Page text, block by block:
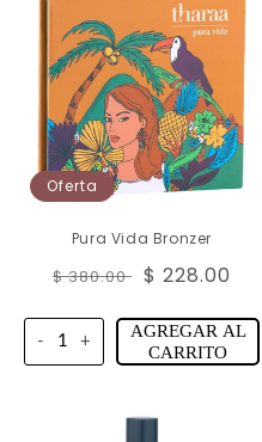
Oferta
Pura Vida Bronzer
Precio
$ 380.00 Precio
oferta
$ 228.00
- +
AGREGAR AL
CARRITO